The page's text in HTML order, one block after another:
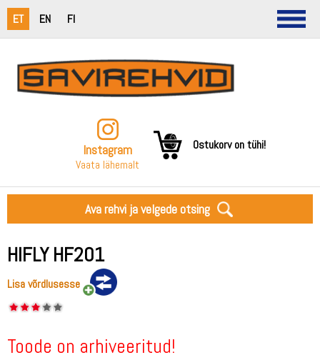
ET EN FI
Instagram
Vaata lähemalt
Ostukorv on tühi!
Ava rehvi ja velgede otsing
HIFLY HF201
Lisa võrdlusesse
Toode on arhiveeritud!